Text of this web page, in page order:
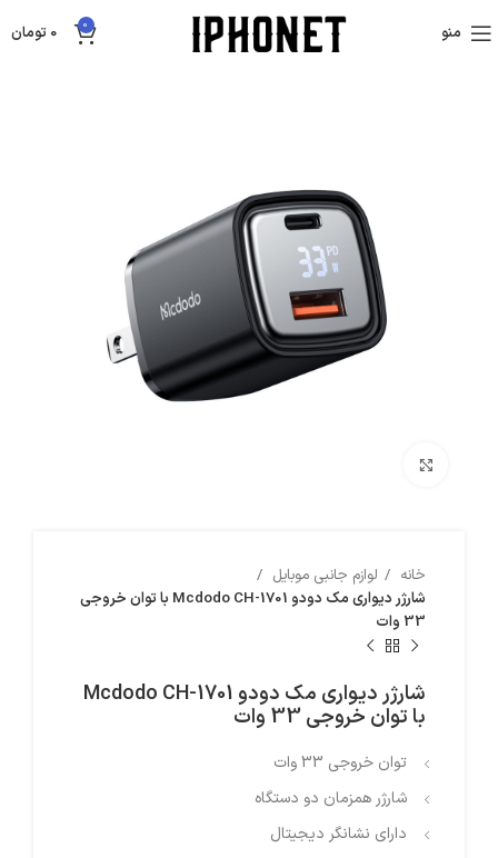
منو 0
0 تومان
خانه
لوازم جانبی موبایل
شارژر دیواری مک دودو Mcdodo CH-1701 با توان خروجی
33 وات
شارژر دیواری مک دودو Mcdodo CH-1701
با توان خروجی 33 وات
توان خروجی 33 وات
شارژر همزمان دو دستگاه
دارای نشانگر دیجیتال